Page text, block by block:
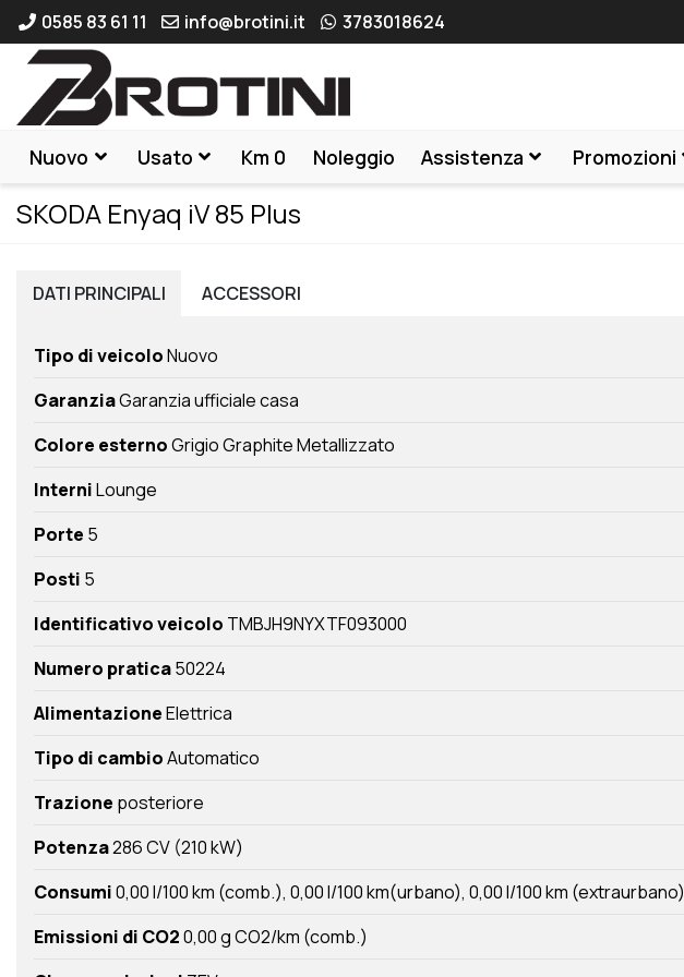
0585 83 61 11 info@brotini.it 3783018624
Nuovo Usato Km 0 Noleggio Assistenza Promozioni
SKODA Enyaq iV 85 Plus
DATI PRINCIPALI ACCESSORI
Tipo di veicoloNuovo
GaranziaGaranzia ufficiale casa
Colore esternoGrigio Graphite Metallizzato
InterniLounge
Porte 5
Posti 5
Identificativo veicolo TMBJH9NYXTF093000
Numero pratica50224
AlimentazioneElettrica
Tipo di cambioAutomatico
Trazione posteriore
Potenza286 CV (210 kW)
Consumi0,00 l/100 km (comb.) 0,00 l/100 km(urbano) 0,00 l/100 km (extraurbano)
Emissioni di CO20,00 g CO2/km (comb.)